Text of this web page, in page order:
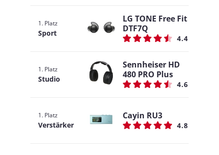
1. Platz
Sport
LG TONE Free Fit
DTF7Q
4.4
1. Platz
Studio
Sennheiser HD
480 PRO Plus
4.6
1. Platz
Verstärker
Cayin RU3
4.8